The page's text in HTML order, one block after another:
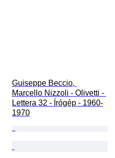
Guiseppe Beccio,
Marcello Nizzoli - Olivetti -
Lettera 32 - Írógép - 1960-
1970